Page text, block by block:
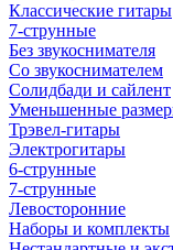
Классические гитары
7-струнные
Без звукоснимателя
Со звукоснимателем
Солидбади и сайлент
Уменьшенные
Трэвел-гитары
Электрогитары
6-струнные
7-струнные
Левосторонние
Наборы и комплекты